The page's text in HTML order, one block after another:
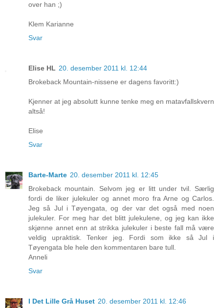
over han ;)
Klem Karianne
Svar
Elise HL 20. desember 2011 kl. 12:44
Brokeback Mountain-nissene er dagens favoritt:)
Kjenner at jeg absolutt kunne tenke meg en matavfallskvern
altså!
Elise
Svar
Barte-Marte 20. desember 2011 kl. 12:45
Brokeback mountain. Selvom jeg er litt under tvil. Særlig
fordi de liker julekuler og annet moro fra Arne og Carlos.
Jeg så Jul i Tøyengata, og der var det også med noen
julekuler. For meg har det blitt julekulene, og jeg kan ikke
skjønne annet enn at strikka julekuler i beste fall må være
veldig upraktisk. Tenker jeg. Fordi som ikke så Jul i
Tøyengata ble hele den kommentaren bare tull.
Anneli
Svar
I Det Lille Grå Huset 20. desember 2011 kl. 12:46